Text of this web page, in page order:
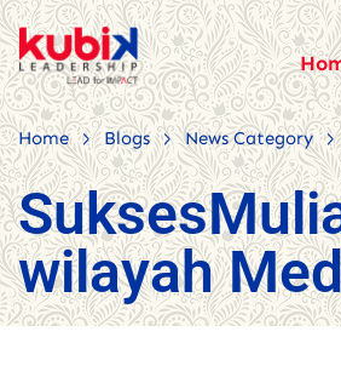
Home > Blogs > News Category >
wilayah